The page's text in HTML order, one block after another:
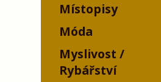
Místopisy
Móda
Myslivost /
Rybářství